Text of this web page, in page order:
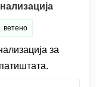
ветено
за